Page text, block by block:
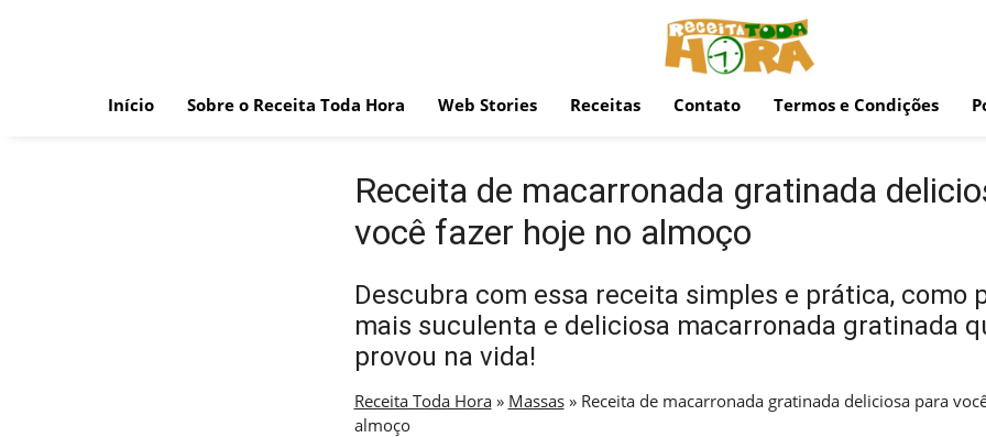
Início Sobre o Receita Toda Hora Web Stories Receitas Contato Termos e Condições
Receita de macarronada gratinada
você fazer hoje no almoço
Descubra com essa receita simples e prática, como
mais suculenta e deliciosa macarronada gratinada
provou na vida!
Receita Toda Hora» Massas» Receita de macarronada gratinada deliciosa para
almoço